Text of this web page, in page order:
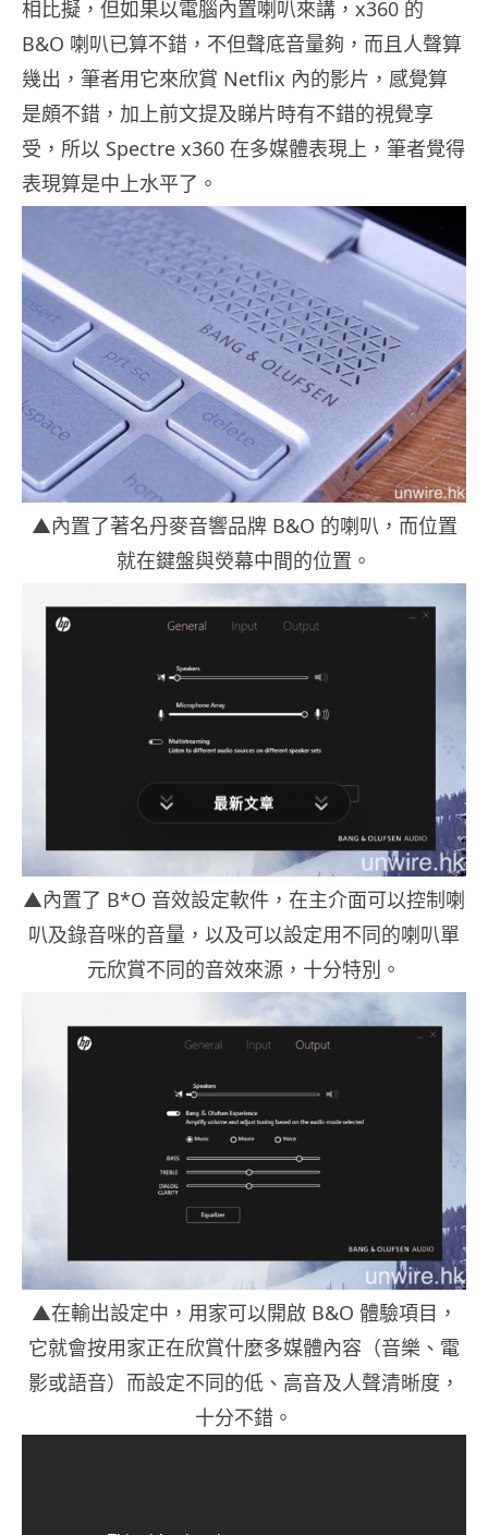
相比擬，但如果以電腦內置喇叭來講，x360 的
B&O 喇叭已算不錯，不但聲底音量夠，而且人聲算
幾出，筆者用它來欣賞 Netflix 內的影片，感覺算
是頗不錯，加上前文提及睇片時有不錯的視覺享
受，所以 Spectre x360 在多媒體表現上，筆者覺得
表現算是中上水平了。
▲內置了著名丹麥音響品牌 B&O 的喇叭，而位置
就在鍵盤與熒幕中間的位置。
▲內置了 B*O 音效設定軟件，在主介面可以控制喇
叭及錄音咪的音量，以及可以設定用不同的喇叭單
元欣賞不同的音效來源，十分特別。
▲在輸出設定中，用家可以開啟 B&O 體驗項目，
它就會按用家正在欣賞什麼多媒體內容（音樂、電
影或語音）而設定不同的低、高音及人聲清晰度，
十分不錯。
最新文章